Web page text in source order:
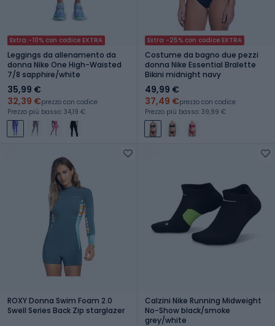
Extra -10% con codice EXTRA
Leggings da allenamento da
donna Nike One High-Waisted
7/8 sapphire/white
35,99 €
32,39 €prezzo con codice
Prezzo più basso: 34,19 €
Extra -25% con codice EXTRA
Costume da bagno due pezzi
donna Nike Essential Bralette
Bikini midnight navy
49,99 €
37,49 €prezzo con codice
Prezzo più basso: 39,99 €
ROXY Donna Swim Foam 2.0
Swell Series Back Zip starglazer
Calzini Nike Running Midweight
No-Show black/smoke
grey/white